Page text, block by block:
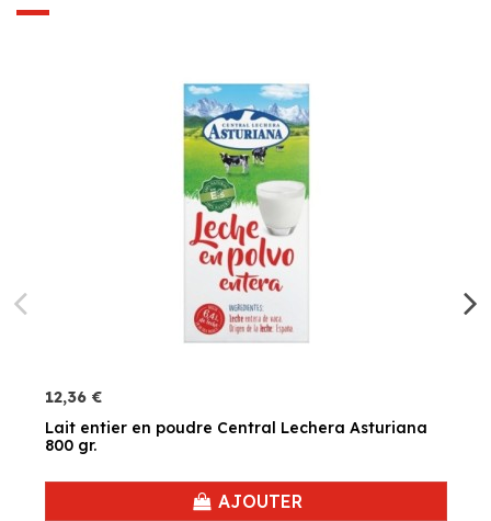
12,36 €
Lait entier en poudre Central Lechera Asturiana
800 gr.
AJOUTER